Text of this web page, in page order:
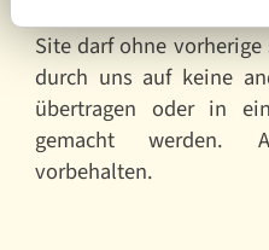
Site darf ohne
durch uns auf keine
übertragen oder in
gemacht werden.
vorbehalten.